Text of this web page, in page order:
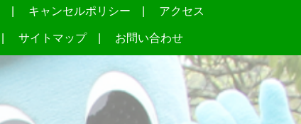
キャンセルポリシー アクセス
サイトマップ お問い合わせ